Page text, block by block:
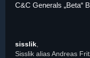
C&C Generals „Beta“
sisslik
Sisslik alias Andreas